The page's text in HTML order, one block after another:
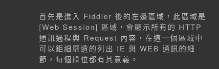
首先是進入 Fiddler 後的左邊區域，此區域是
[Web Session] 區域，會顯示所有的 HTTP
通訊過程與 Request 內容，在這一個區域中
可以鉅細靡遺的列出 IE 與 WEB 通訊的細
節，每個欄位都有其意義。